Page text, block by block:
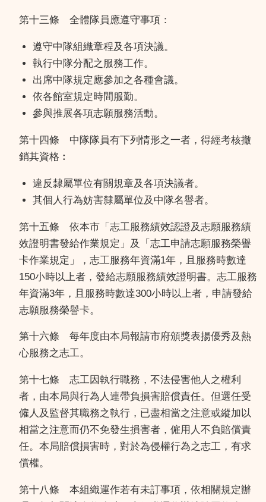
第十三條 全體隊員應遵守事項：
遵守中隊組織章程及各項決議。
執行中隊分配之服務工作。
出席中隊規定應參加之各種會議。
依各館室規定時間服勤。
參與推展各項志願服務活動。
第十四條 中隊隊員有下列情形之一者，得經考核撤
銷其資格︰
違反隸屬單位有關規章及各項決議者。
其個人行為妨害隸屬單位及中隊名譽者。
第十五條 依本市「志工服務績效認證及志願服務績
效證明書發給作業規定」及「志工申請志願服務榮譽
卡作業規定」，志工服務年資滿1年，且服務時數達
150小時以上者，發給志願服務績效證明書。志工服務
年資滿3年，且服務時數達300小時以上者，申請發給
志願服務榮譽卡。
第十六條 每年度由本局報請市府頒獎表揚優秀及熱
心服務之志工。
第十七條 志工因執行職務，不法侵害他人之權利
者，由本局與行為人連帶負損害賠償責任。但選任受
僱人及監督其職務之執行，已盡相當之注意或縱加以
相當之注意而仍不免發生損害者，僱用人不負賠償責
任。本局賠償損害時，對於為侵權行為之志工，有求
償權。
第十八條 本組織運作若有未訂事項，依相關規定辦